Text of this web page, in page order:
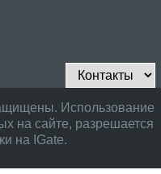
Использование
на сайте, разрешается
на IGate.